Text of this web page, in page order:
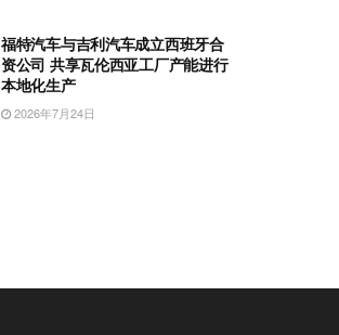
福特汽车与吉利汽车成立西班牙合
资公司 共享瓦伦西亚工厂产能进行
本地化生产
2026年7月24日